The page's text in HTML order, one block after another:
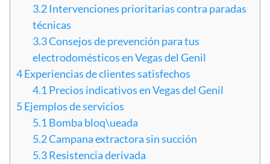
3.2Intervenciones prioritarias contra paradas
técnicas
3.3Consejos de prevención para tus
electrodomésticos en Vegas del Genil
4Experiencias de clientes satisfechos
4.1 Precios indicativos en Vegas del Genil
5Ejemplos de servicios
5.1 Bomba bloq\ueada
5.2Campana extractora sin succión
5.3Resistencia derivada